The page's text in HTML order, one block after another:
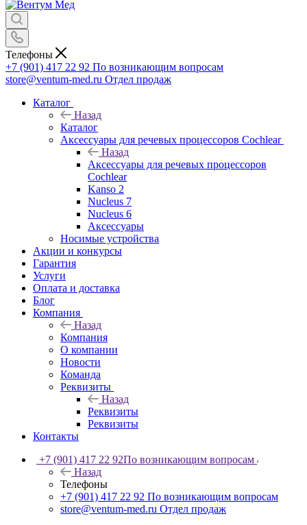
Телефоны
+7 (901) 417 22 92 По возникающим вопросам
store@ventum-med.ru Отдел продаж
Каталог
Назад
Каталог
Аксессуары для речевых процессоров Cochlear
Назад
Аксессуары для речевых процессоров
Cochlear
Kanso 2
Nucleus 7
Nucleus 6
Аксессуары
Носимые устройства
Акции и конкурсы
Гарантия
Услуги
Оплата и доставка
Блог
Компания
Назад
Компания
О компании
Новости
Команда
Реквизиты
Назад
Реквизиты
Реквизиты
Контакты
+7 (901) 417 22 92По возникающим вопросам
Назад
Телефоны
+7 (901) 417 22 92 По возникающим вопросам
store@ventum-med.ru Отдел продаж